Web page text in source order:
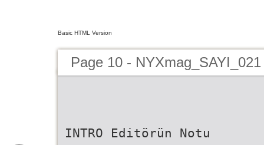
Basic HTML Version
Page 10 - NYXmag_SAYI_021
INTRO Editörün Notu